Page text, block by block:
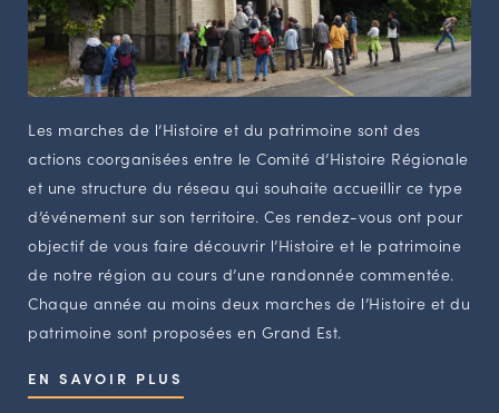
Les marches de l’Histoire et du patrimoine sont des
actions coorganisées entre le Comité d’Histoire Régionale
et une structure du réseau qui souhaite accueillir ce type
d’événement sur son territoire. Ces rendez-vous ont pour
objectif de vous faire découvrir l’Histoire et le patrimoine
de notre région au cours d’une randonnée commentée.
Chaque année au moins deux marches de l’Histoire et du
patrimoine sont proposées en Grand Est.
EN SAVOIR PLUS